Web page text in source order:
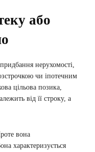
або
нерухомості,
чи іпотечним
цільова позика,
від її строку, а
вона
характеризується